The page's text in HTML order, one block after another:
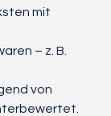
mit
– z. B.
von